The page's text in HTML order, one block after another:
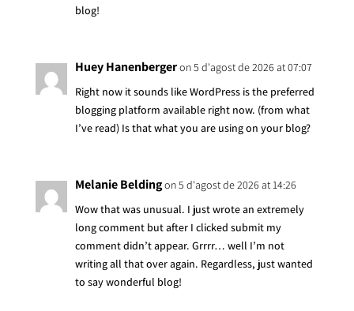
blog!
Huey Hanenbergeron 5 d'agost de 2026 at 07:07
Right now it sounds like WordPress is the preferred
blogging platform available right now. (from what
I’ve read) Is that what you are using on your blog?
Melanie Beldingon 5 d'agost de 2026 at 14:26
Wow that was unusual. I just wrote an extremely
long comment but after I clicked submit my
comment didn’t appear. Grrrr… well I’m not
writing all that over again. Regardless, just wanted
to say wonderful blog!